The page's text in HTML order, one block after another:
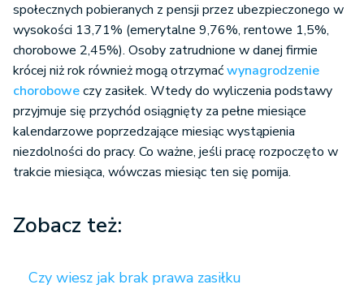
społecznych pobieranych z pensji przez ubezpieczonego w
wysokości 13,71% (emerytalne 9,76%, rentowe 1,5%,
chorobowe 2,45%). Osoby zatrudnione w danej firmie
krócej niż rok również mogą otrzymaćwynagrodzenie
choroboweczy zasiłek. Wtedy do wyliczenia podstawy
przyjmuje się przychód osiągnięty za pełne miesiące
kalendarzowe poprzedzające miesiąc wystąpienia
niezdolności do pracy. Co ważne, jeśli pracę rozpoczęto w
trakcie miesiąca, wówczas miesiąc ten się pomija.
Zobacz też:
Czy wiesz jak brak prawa zasiłku